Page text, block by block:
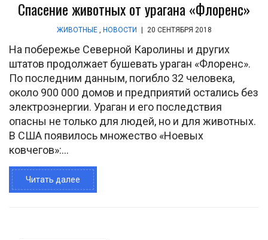
Спасение животных от урагана «Флоренс»
ЖИВОТНЫЕ, НОВОСТИ 20 СЕНТЯБРЯ 2018
На побережье Северной Каролины и других
штатов продолжает бушевать ураган «Флоренс».
По последним данным, погибло 32 человека,
около 900 000 домов и предприятий остались без
электроэнергии. Ураган и его последствия
опасны не только для людей, но и для животных.
В США появилось множество «Ноевых
ковчегов»:...
Читать далее